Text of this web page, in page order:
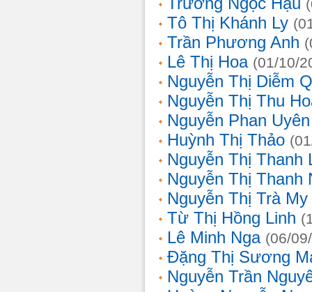
Tô Thị Khánh Ly
Trần Phương Anh
Lê Thị Hoa (01/10/
Nguyễn Thị Diễm
Nguyễn Thị Thu
Nguyễn Phan
Huỳnh Thị Thảo
Nguyễn Thị Thanh
Nguyễn Thị Thanh
Nguyễn Thị Trà My
Từ Thị Hồng Linh
Lê Minh Nga (06/
Đặng Thị Sương
Nguyễn Trần